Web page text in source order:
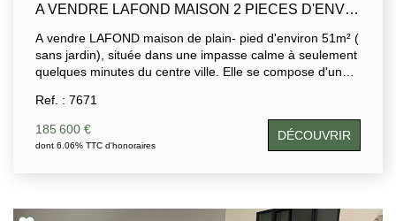
A VENDRE LAFOND MAISON 2 PIECES D'ENVIRON 51M²
A vendre LAFOND maison de plain- pied d'environ 51m² (
sans jardin), située dans une impasse calme à seulement
quelques minutes du centre ville. Elle se compose d'une
d'une buanderie ,d'une chambre, d' une salle d'eau. La
maison nécessite quelques travaux de remise en état . Ce
bien peut répondre à différents types de projets( 1er
Ref. : 7671
185 600 €
dont 6.06% TTC d'honoraires
DÉCOUVRIR